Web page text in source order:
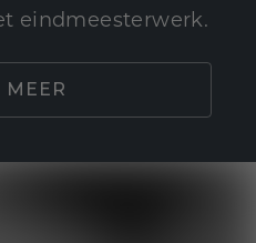
eindmeesterwerk.
MEER